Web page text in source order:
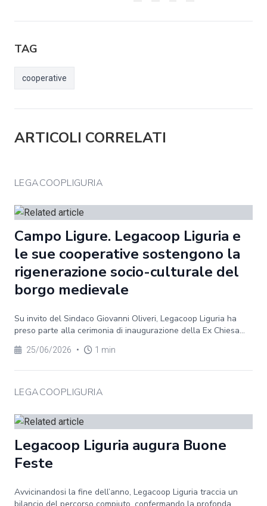
TAG
cooperative
ARTICOLI CORRELATI
LEGACOOPLIGURIA
Campo Ligure. Legacoop Liguria e
le sue cooperative sostengono la
rigenerazione socio-culturale del
borgo medievale
Su invito del Sindaco Giovanni Oliveri, Legacoop Liguria ha
preso parte alla cerimonia di inaugurazione della Ex Chiesa...
25/06/2026 • 1 min
LEGACOOPLIGURIA
Legacoop Liguria augura Buone
Feste
Avvicinandosi la fine dell’anno, Legacoop Liguria traccia un